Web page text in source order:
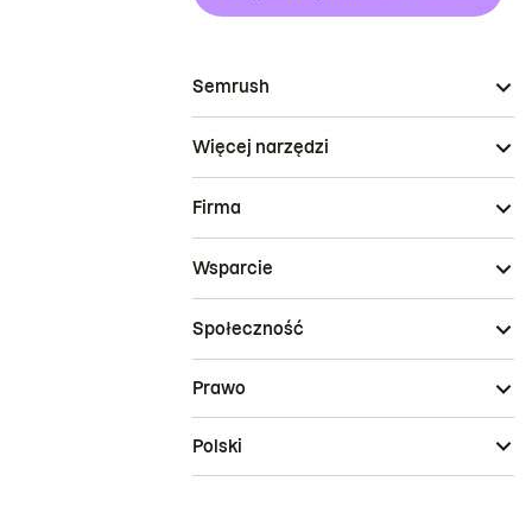
Semrush
Więcej narzędzi
Firma
Wsparcie
Społeczność
Prawo
Polski